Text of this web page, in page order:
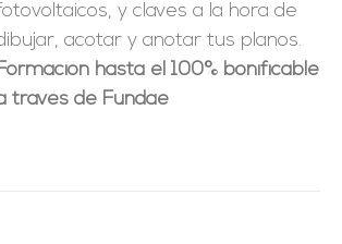
y claves a la hora de
acotar y anotar tus planos.
hasta el 100% bonificable
través de Fundae